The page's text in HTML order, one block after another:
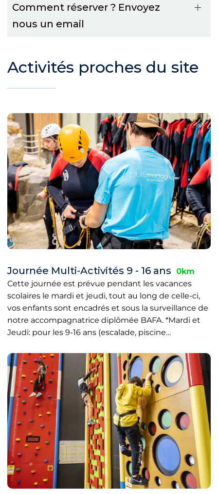
Comment réserver ? Envoyez
nous un email
Activités proches du site
Journée Multi-Activités 9 - 16 ans
0km
Cette journée est prévue pendant les vacances
scolaires le mardi et jeudi, tout au long de celle-ci,
vos enfants sont encadrés et sous la surveillance de
notre accompagnatrice diplômée BAFA. *Mardi et
Jeudi: pour les 9-16 ans (escalade, piscine…